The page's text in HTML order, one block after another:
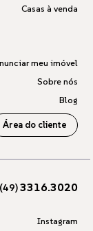
Casas à venda
meu imóvel
Sobre nós
Blog
Área do cliente
(49)3316.3020
Instagram